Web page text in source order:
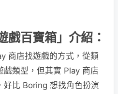
百寶箱」介紹：
商店找遊戲的方式，從類
戲類型，但其實 Play 商店
好比 Boring 想找角色扮演